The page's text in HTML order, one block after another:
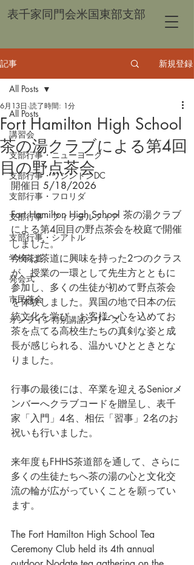
表千家同門会米国東部支部
記事 新規登録
All Posts
講習会
支部行事・ニューヨーク
支部行事・ワシントンDC
支部行事・フロリダ
支部行事・フィラデルフィア
支部行事・シアトル
学校茶道
発会式
市民茶会
オンライン特別講話シリーズ
All Posts
Fort Hamilton High School
茶の湯クラブによる第4回
目の野点茶会
6月13日 読了時間: 1分
開催日 5/18/2026
Fort Hamilton High School 茶の湯クラブ
による第4回目の野点茶会を校庭で開催
しました。
今年は茶道に興味を持った2つのクラス
が、授業の一環として先生方とともに
参加し、多くの生徒が初めて野点茶会
を体験しました。異国の地で日本の伝
統文化を学び、お客様へ心を込めてお
茶を点てる高校生たちの真剣な姿と成
長が感じられる、温かいひとときとな
りました。
行事の最後には、卒業を迎えるSeniorメ
ンバーへクラブコードを贈呈し、表千
家「入門」4名、相伝「習事」2名のお
祝いも行いました。
来年度もFHHS茶道部を通して、さらに
多くの生徒たちへ茶の湯の心と文化交
流の輪が広がっていくことを願ってい
ます。
The Fort Hamilton High School Tea
Ceremony Club held its 4th annual